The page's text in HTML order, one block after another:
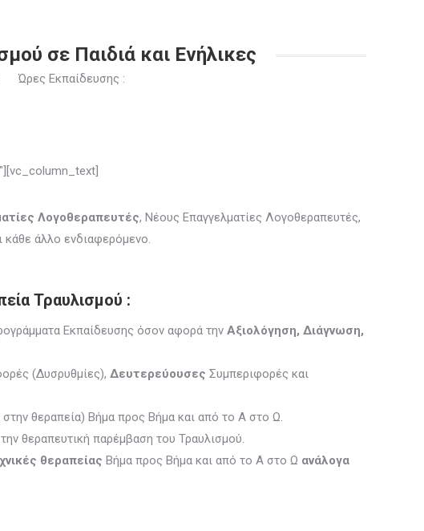
σε Παιδιά και Ενήλικες
: Ώρες Εκπαίδευσης :
Λογοθεραπευτές, Νέους Επαγγελματίες Λογοθεραπευτές,
κάθε άλλο ενδιαφερόμενο.
Τραυλισμού :
Εκπαίδευσης όσον αφορά την Αξιολόγηση, Διάγνωση,
(Δυσρυθμίες), Δευτερεύουσες Συμπεριφορές και
στην θεραπεία) Βήμα προς Βήμα και από το Α στο Ω.
θεραπευτική παρέμβαση του Τραυλισμού.
θεραπείας Βήμα προς Βήμα και από το Α στο Ω ανάλογα